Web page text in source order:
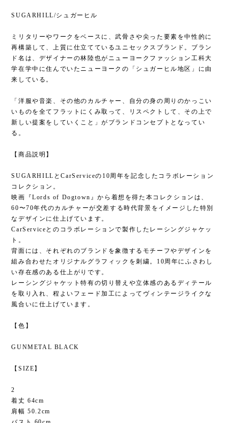
SUGARHILL/シュガーヒル
ミリタリーやワークをベースに、武骨さや尖った要素を中性的に
再構築して、上質に仕立てているユニセックスブランド。ブラン
ド名は、デザイナーの林陸也がニューヨークファッション工科大
学在学中に住んでいたニューヨークの「シュガーヒル地区」に由
来している。
「洋服や音楽、その他のカルチャー、自分の身の周りのかっこい
いものを全てフラットにくみ取って、リスペクトして、その上で
新しい提案をしていくこと」がブランドコンセプトとなってい
る。
【商品説明】
SUGARHILLとCarServiceの10周年を記念したコラボレーション
コレクション。
映画『Lords of Dogtown』から着想を得た本コレクションは、
60〜70年代のカルチャーが交差する時代背景をイメージした特別
なデザインに仕上げています。
CarServiceとのコラボレーションで製作したレーシングジャケッ
ト。
背面には、それぞれのブランドを象徴するモチーフやデザインを
組み合わせたオリジナルグラフィックを刺繍。10周年にふさわし
い存在感のある仕上がりです。
レーシングジャケット特有の切り替えや立体感のあるディテール
を取り入れ、程よいフェード加工によってヴィンテージライクな
風合いに仕上げています。
【色】
GUNMETAL BLACK
【SIZE】
2
着丈 64cm
肩幅 50.2cm